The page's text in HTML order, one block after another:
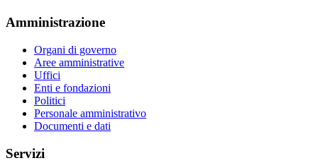
Amministrazione
Organi di governo
Aree amministrative
Uffici
Enti e fondazioni
Politici
Personale amministrativo
Documenti e dati
Servizi